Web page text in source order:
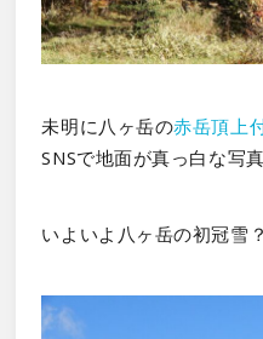
未明に八ヶ岳の赤岳頂上
SNSで地面が真っ白な写
いよいよ八ヶ岳の初冠雪